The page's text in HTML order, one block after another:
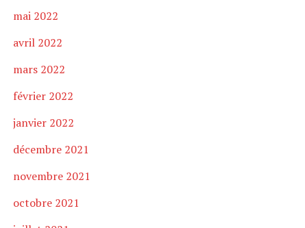
mai 2022
avril 2022
mars 2022
février 2022
janvier 2022
décembre 2021
novembre 2021
octobre 2021